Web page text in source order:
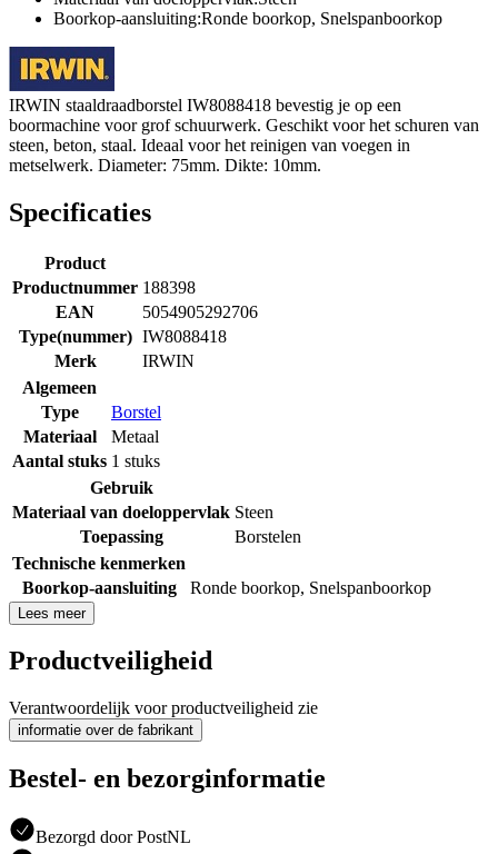
Boorkop-aansluiting:Ronde boorkop, Snelspanboorkop
IRWIN staaldraadborstel IW8088418 bevestig je op een
boormachine voor grof schuurwerk. Geschikt voor het schuren van
steen, beton, staal. Ideaal voor het reinigen van voegen in
metselwerk. Diameter: 75mm. Dikte: 10mm.
Specificaties
Product
Productnummer 188398
EAN
5054905292706
Type(nummer) IW8088418
Merk
IRWIN
Algemeen
Type
Borstel
Materiaal
Metaal
Aantal stuks 1 stuks
Gebruik
Materiaal van doeloppervlak Steen
Toepassing
Borstelen
Technische kenmerken
Boorkop-aansluiting
Ronde boorkop, Snelspanboorkop
Lees meer
Productveiligheid
Verantwoordelijk voor productveiligheid zie
informatie over de fabrikant
Bestel- en bezorginformatie
Bezorgd door PostNL